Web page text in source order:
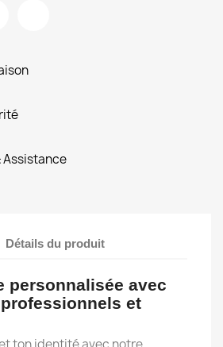
Assistance
Détails du produit
personnalisée avec
et